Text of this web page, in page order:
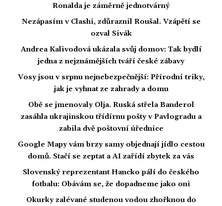
Ronalda je záměrně jednotvárný
Nezápasím v Clashi, zdůraznil Roušal. Vzápětí se
ozval Sivák
Andrea Kalivodová ukázala svůj domov: Tak bydlí
jedna z nejznámějších tváří české zábavy
Vosy jsou v srpnu nejnebezpečnější: Přírodní triky,
jak je vyhnat ze zahrady a domu
Obě se jmenovaly Olja. Ruská střela Banderol
zasáhla ukrajinskou třídírnu pošty v Pavlogradu a
zabila dvě poštovní úřednice
Google Mapy vám brzy samy objednají jídlo cestou
domů. Stačí se zeptat a AI zařídí zbytek za vás
Slovenský reprezentant Hancko pálí do českého
fotbalu: Obávám se, že dopadneme jako oni
Okurky zalévané studenou vodou zhořknou do